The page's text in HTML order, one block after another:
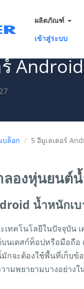
ผลิตภัณฑ์
เข้าสู่ระบบ
ร์
บล็อก 5 อีมูเลเตอร์
ลองหุ่นยนต์
น้ำหนักเบ
ทคโนโลยีในปัจจุบัน เ
นเดสก์ท็อปหรือมือถือ
มักจะต้องใช้พื้นที่เก็บ
ามพยายามบางอย่าง